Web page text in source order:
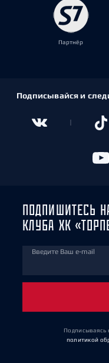
Партнёр
Подписывайся и
ПОДПИШИТЕСЬ
КЛУБА ХК
Введите Ваш e-mail
Подписываясь
политикой